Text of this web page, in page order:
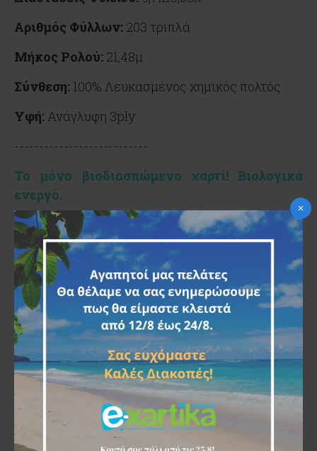
Αριθμός Φύλλων: 203 τριπλά
Μήκος Ρολού: 21,48μ
Σύνθεση: 100% Λευκασμένος χημικός πολτός
Υφή: Ανάγλυφη 3ply
---------------------------
Το μόνο βιοδιασπώμενο χαρτί! Βιολογικά
ενεργό.
ToDaily Bio Active
περιέχει 5 φυσικά
βακτηριακά στελέχη, ασφαλή για τον άνθρωπο
και το περιβάλλον.
Ενεργοποιείται μόνο σε επαφή με το νερό του
WC, παράγοντας ένζυμα τα οποία αποδομούν τα
ιζήματα και οργανικές ουσίες που
παρουσιάζονται στις σωληνώσεις.
Διατηρήστε το WC και τους σωλήνες σας
καθαρά και χωρίς οσμές με μια κίνηση.
Γιατί να επιλέξετε το Dialy Bio Active: